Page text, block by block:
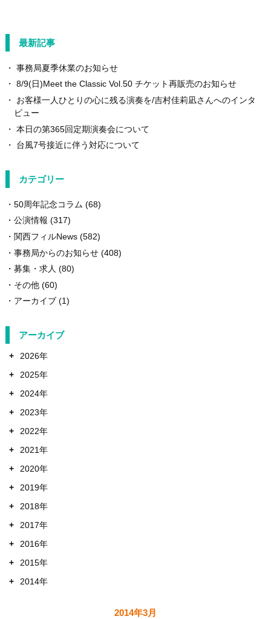
最新記事
事務局夏季休業のお知らせ
8/9(日)Meet the Classic Vol.50 チケット再販売のお知らせ
お客様一人ひとりの心に残る演奏を/吉村佳莉凪さんへのインタ
ビュー
本日の第365回定期演奏会について
台風7号接近に伴う対応について
カテゴリー
50周年記念コラム (68)
公演情報 (317)
関西フィルNews(582)
事務局からのお知らせ(408)
募集・求人 (80)
その他(60)
アーカイブ(1)
アーカイブ
+
2026年
+
2025年
+
2024年
+
2023年
+
2022年
+
2021年
+
2020年
+
2019年
+
2018年
+
2017年
+
2016年
+
2015年
+
2014年
2014年3月